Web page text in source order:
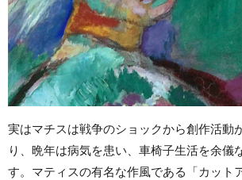
実はマチスは戦争のショックから創作活動
り、晩年は病気を患い、車椅子生活を余儀
す。マティスの有名な作風である「カット